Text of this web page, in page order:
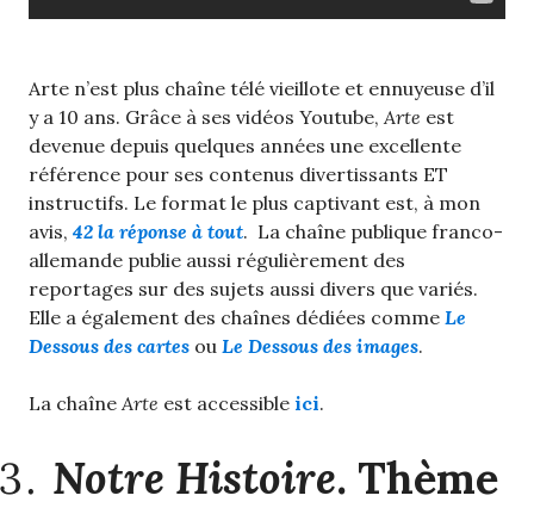
Arte n’est plus chaîne télé vieillote et ennuyeuse d’il
y a 10 ans. Grâce à ses vidéos Youtube,Arte est
devenue depuis quelques années une excellente
référence pour ses contenus divertissants ET
instructifs. Le format le plus captivant est, à mon
avis, 42 la réponse à tout. La chaîne publique franco-
allemande publie aussi régulièrement des
reportages sur des sujets aussi divers que variés.
Elle a également des chaînes dédiées comme Le
Dessous des cartes ou Le Dessous des images.
La chaîneArte est accessible ici.
Notre Histoire. Thème